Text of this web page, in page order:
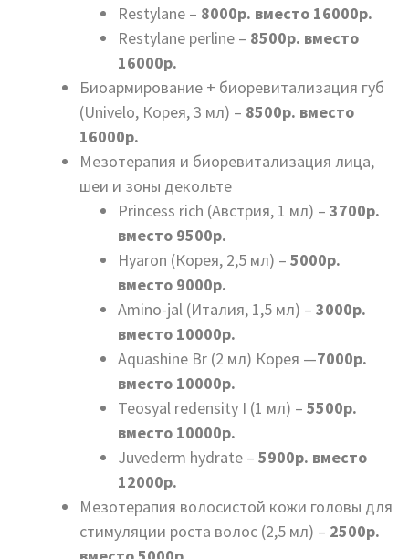
Restylane – 8000р. вместо 16000р.
Restylane perline – 8500р. вместо
16000р.
Биоармирование + биоревитализация губ
(Univelo, Корея, 3 мл) – 8500р. вместо
16000р.
Мезотерапия и биоревитализация лица,
шеи и зоны декольте
Princess rich (Австрия, 1 мл) – 3700р.
вместо 9500р.
Hyaron (Корея, 2,5 мл) – 5000р.
вместо 9000р.
Amino-jal (Италия, 1,5 мл) – 3000р.
вместо 10000р.
Aquashine Br (2 мл) Корея —7000р.
вместо 10000р.
Teosyal redensity I (1 мл) – 5500р.
вместо 10000р.
Juvederm hydrate – 5900р. вместо
12000р.
Мезотерапия волосистой кожи головы для
стимуляции роста волос (2,5 мл) – 2500р.